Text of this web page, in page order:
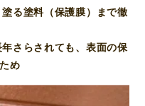
る塗料（保護膜）まで徹
さらされても、表面の保
め